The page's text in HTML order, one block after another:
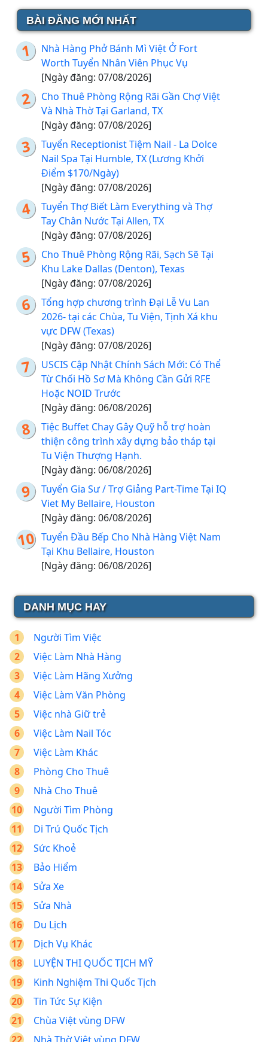
BÀI ĐĂNG MỚI NHẤT
Nhà Hàng Phở Bánh Mì Việt Ở Fort
Worth Tuyển Nhân Viên Phục Vụ
[Ngày đăng: 07/08/2026]
Cho Thuê Phòng Rộng Rãi Gần Chợ Việt
Và Nhà Thờ Tại Garland, TX
[Ngày đăng: 07/08/2026]
Tuyển Receptionist Tiệm Nail - La Dolce
Nail Spa Tại Humble, TX (Lương Khởi
Điểm $170/Ngày)
[Ngày đăng: 07/08/2026]
Tuyển Thợ Biết Làm Everything và Thợ
Tay Chân Nước Tại Allen, TX
[Ngày đăng: 07/08/2026]
Cho Thuê Phòng Rộng Rãi, Sạch Sẽ Tại
Khu Lake Dallas (Denton), Texas
[Ngày đăng: 07/08/2026]
Tổng hợp chương trình Đại Lễ Vu Lan
2026- tại các Chùa, Tu Viện, Tịnh Xá khu
vực DFW (Texas)
[Ngày đăng: 07/08/2026]
USCIS Cập Nhật Chính Sách Mới: Có Thể
Từ Chối Hồ Sơ Mà Không Cần Gửi RFE
Hoặc NOID Trước
[Ngày đăng: 06/08/2026]
Tiệc Buffet Chay Gây Quỹ hỗ trợ hoàn
thiện công trình xây dựng bảo tháp tại
Tu Viện Thượng Hạnh.
[Ngày đăng: 06/08/2026]
Tuyển Gia Sư / Trợ Giảng Part-Time Tại IQ
Viet My Bellaire, Houston
[Ngày đăng: 06/08/2026]
Tuyển Đầu Bếp Cho Nhà Hàng Việt Nam
Tại Khu Bellaire, Houston
[Ngày đăng: 06/08/2026]
DANH MỤC HAY
Người Tìm Việc
Việc Làm Nhà Hàng
Việc Làm Hãng Xưởng
Việc Làm Văn Phòng
Việc nhà Giữ trẻ
Việc Làm Nail Tóc
Việc Làm Khác
Phòng Cho Thuê
Nhà Cho Thuê
Người Tìm Phòng
Di Trú Quốc Tịch
Sức Khoẻ
Bảo Hiểm
Sửa Xe
Sửa Nhà
Du Lịch
Dịch Vụ Khác
LUYỆN THI QUỐC TỊCH MỸ
Kinh Nghiệm Thi Quốc Tịch
Tin Tức Sự Kiện
Chùa Việt vùng DFW